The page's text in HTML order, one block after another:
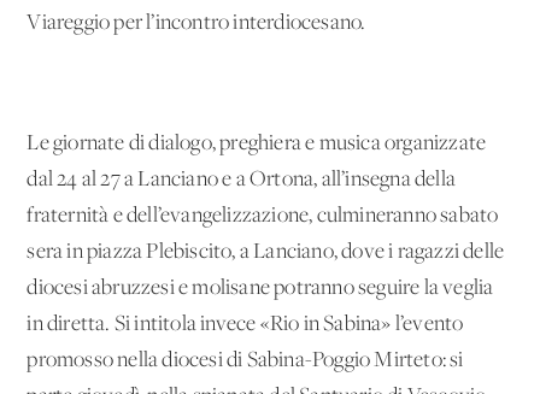
Viareggio per l’incontro interdiocesano.
Le giornate di dialogo, preghiera e musica organizzate
dal 24 al 27 a Lanciano e a Ortona, all’insegna della
fraternità e dell’evangelizzazione, culmineranno sabato
sera in piazza Plebiscito, a Lanciano, dove i ragazzi delle
diocesi abruzzesi e molisane potranno seguire la veglia
in diretta. Si intitola invece «Rio in Sabina» l’evento
promosso nella diocesi di Sabina-Poggio Mirteto: si